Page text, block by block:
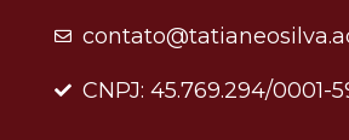
CNPJ: 45.769.294/0001-